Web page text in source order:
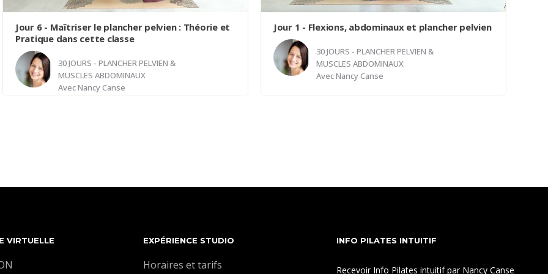
Jour 6 - Maîtriser le plancher pelvien : Théorie et
Pratique dans cette classe
30 JOURS - PLANCHER PELVIEN &
MUSCLES ABDOMINAUX
AvecNancy Canse
théorique et pratique. Nous comprenons que bien
bénéficier à votre pratique.
Dans un premier temps, nous allons démystifier les
Jour 1 - Flexions, abdominaux et plancher pelvien
30 JOURS - PLANCHER PELVIEN &
MUSCLES ABDOMINAUX
AvecNancy Canse
cette classe, vous aurez l'opportunité d'explorer
l'utilisation adéquate des muscles abdominaux
VIRTUELLE EXPÉRIENCE STUDIO
Horaires et tarifs
INFO PILATES INTUITIF
Recevoir Info Pilates intuitif par Nancy Canse